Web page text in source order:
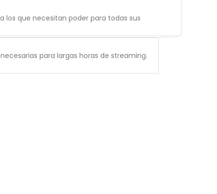
los que necesitan poder para todas sus
para largas horas de streaming.